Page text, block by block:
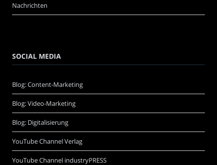
Nachrichten
SOCIAL MEDIA
Blog: Content-Marketing
Blog: Video-Marketing
Blog: Digitalisierung
YouTube Channel Verlag
YouTube Channel industryPRESS